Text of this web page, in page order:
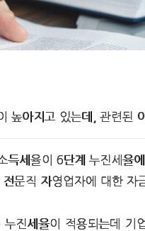
높아지고 있는데, 관련된
득세율이 6단계 누진세율
문직 자영업자에 대한
진세율이 적용되는데 기